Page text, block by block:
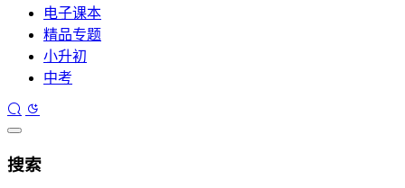
电子课本
精品专题
小升初
中考
搜索